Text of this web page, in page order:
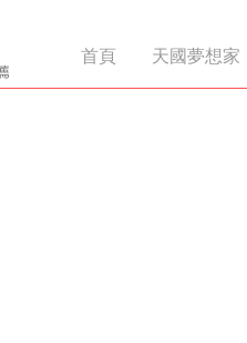
首頁 天國夢想家